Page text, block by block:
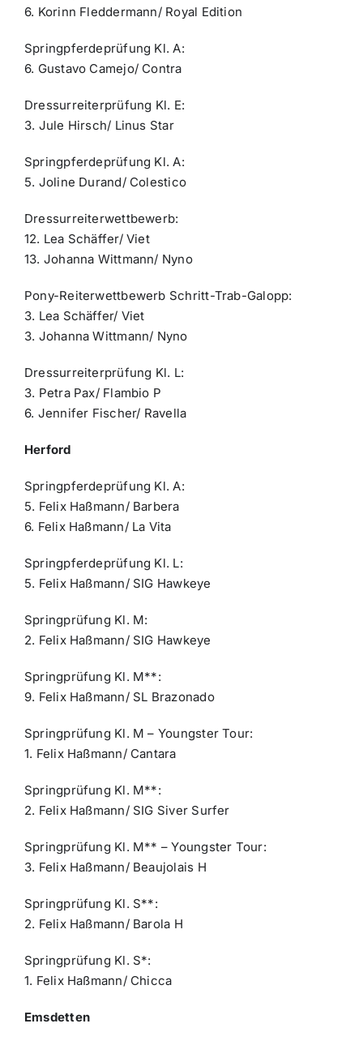
6. Korinn Fleddermann/ Royal Edition
Springpferdeprüfung Kl. A:
6. Gustavo Camejo/ Contra
Dressurreiterprüfung Kl. E:
3. Jule Hirsch/ Linus Star
Springpferdeprüfung Kl. A:
5. Joline Durand/ Colestico
Dressurreiterwettbewerb:
12. Lea Schäffer/ Viet
13. Johanna Wittmann/ Nyno
Pony-Reiterwettbewerb Schritt-Trab-Galopp:
3. Lea Schäffer/ Viet
3. Johanna Wittmann/ Nyno
Dressurreiterprüfung Kl. L:
3. Petra Pax/ Flambio P
6. Jennifer Fischer/ Ravella
Herford
Springpferdeprüfung Kl. A:
5. Felix Haßmann/ Barbera
6. Felix Haßmann/ La Vita
Springpferdeprüfung Kl. L:
5. Felix Haßmann/ SIG Hawkeye
Springprüfung Kl. M:
2. Felix Haßmann/ SIG Hawkeye
Springprüfung Kl. M**:
9. Felix Haßmann/ SL Brazonado
Springprüfung Kl. M – Youngster Tour:
1. Felix Haßmann/ Cantara
Springprüfung Kl. M**:
2. Felix Haßmann/ SIG Siver Surfer
Springprüfung Kl. M** – Youngster Tour:
3. Felix Haßmann/ Beaujolais H
Springprüfung Kl. S**:
2. Felix Haßmann/ Barola H
Springprüfung Kl. S*:
1. Felix Haßmann/ Chicca
Emsdetten